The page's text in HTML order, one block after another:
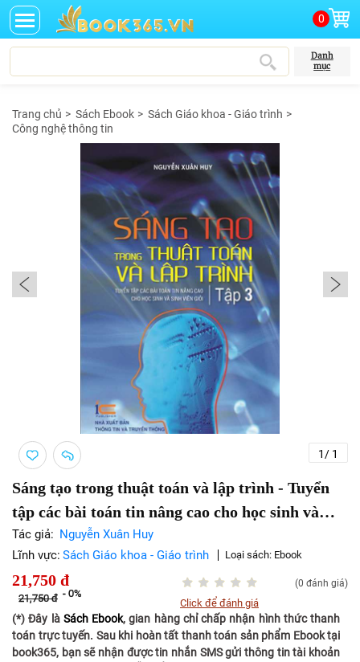
0
Danh
mục
Trang chủ> Sách Ebook> Sách Giáo khoa - Giáo trình>
Công nghệ thông tin
1 / 1
Sáng tạo trong thuật toán và lập trình - Tuyển
tập các bài toán tin nâng cao cho học sinh và
sinh viên giỏi (Tập 3) - Thời hạn: 12 tháng
Tác giả: Nguyễn Xuân Huy
Lĩnh vực: Sách Giáo khoa - Giáo trình Loại sách: Ebook
21,750 đ
21,750 đ - 0%
(0 đánh giá)
Click để đánh giá
(*) Đây là Sách Ebook, gian hàng chỉ chấp nhận hình thức thanh
toán trực tuyến. Sau khi hoàn tất thanh toán sản phẩm Ebook tại
book365, bạn sẽ nhận được tin nhắn SMS gửi thông tin tài khoản